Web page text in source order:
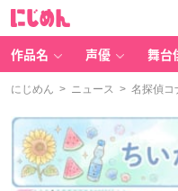
作品名 声優 舞台
にじめん > ニュース > 名探偵コ